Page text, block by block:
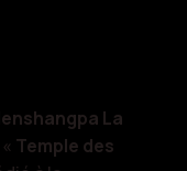
La
Temple des